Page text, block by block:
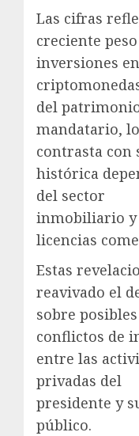
Las cifras
creciente
inversiones en
del
mandatario,
contrasta con
histórica
del sector
inmobiliario y
licencias
Estas
reavivado el
sobre posibles
conflictos de
entre las
privadas del
presidente y
público.